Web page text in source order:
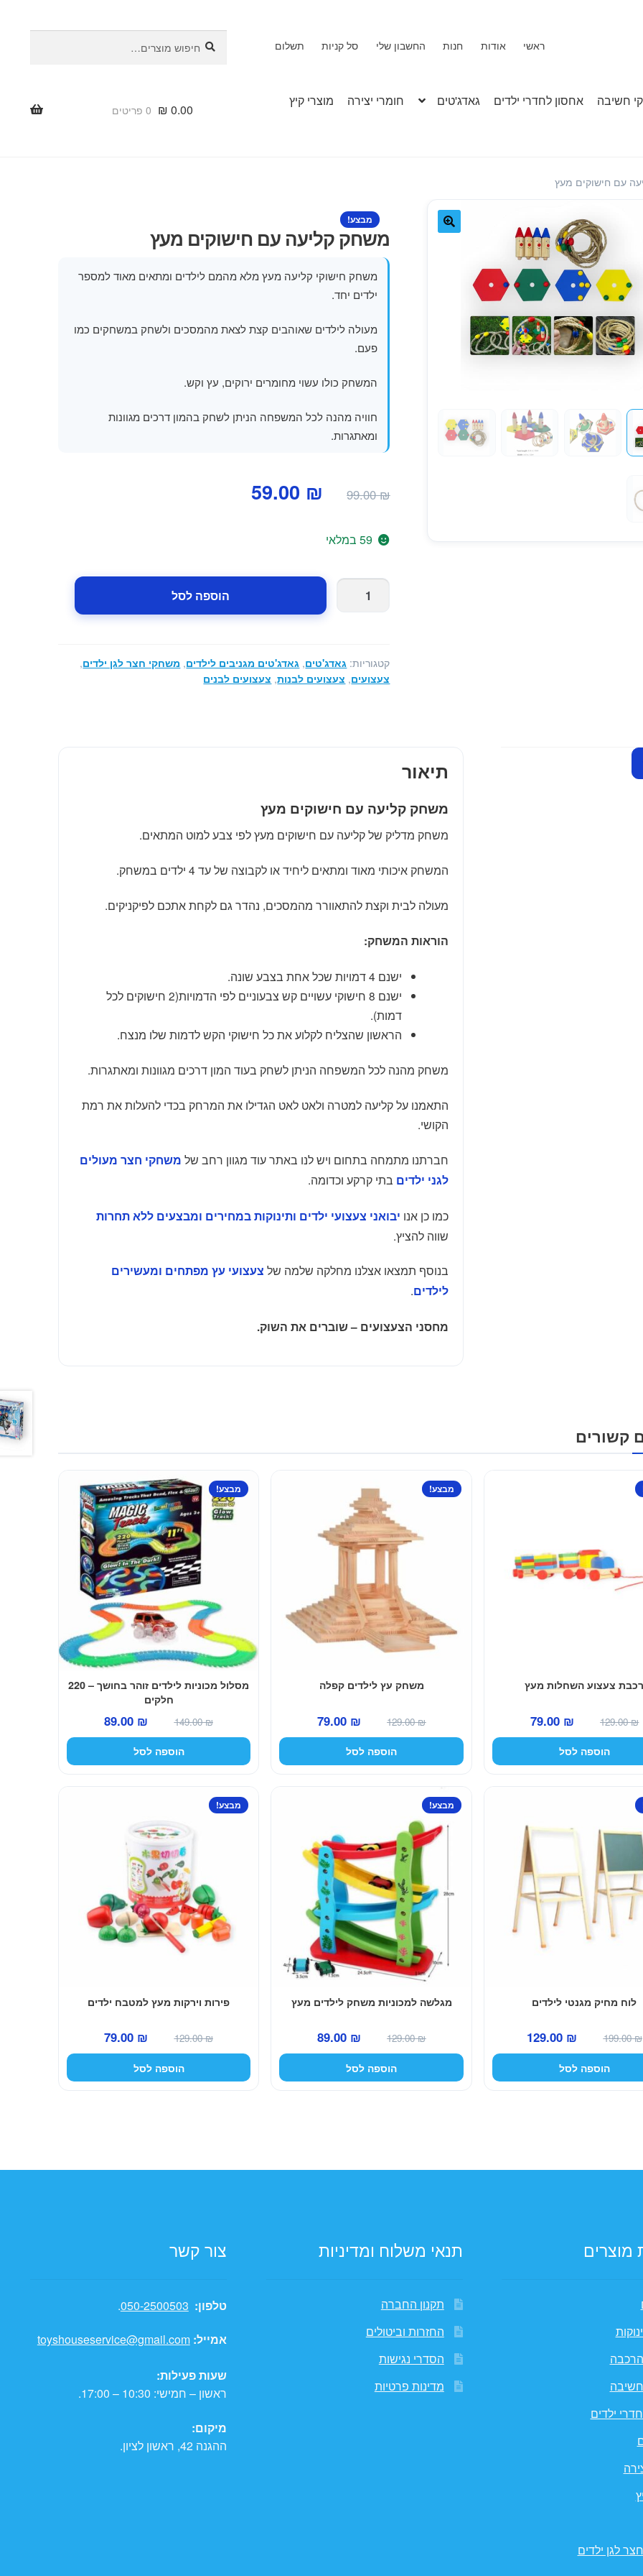
ראשי אודות חנות החשבון שלי סל קניות תשלום
עבור:
חשיבה אחסון לחדרי ילדים גאדג'טים חומרי יצירה מוצרי קיץ
0.00
₪ 0 פריטים
עם חישוקים מעץ
מבצע!
משחק קליעה עם חישוקים מעץ
משחק חישוקי קליעה מעץ מלא מהמם לילדים ומתאים מאוד למספר
ילדים יחד.
מעולה לילדים שאוהבים קצת לצאת מהמסכים ולשחק במשחקים כמו
פעם.
המשחק כולו עשוי מחומרים ירוקים, עץ וקש.
חוויה מהנה לכל המשפחה הניתן לשחק בהמון דרכים מגוונות
ומאתגרות.
99.00₪
המחיר59.00 ₪
המחיר
59 במלאי
כמות
עם
חישוקים
הוספה לסל
קטגוריות: גאדג'טים, גאדג'טים מגניבים לילדים, משחקי חצר לגן ילדים,
צעצועים, צעצועים לבנות, צעצועים לבנים
תיאור
משחק קליעה עם חישוקים מעץ
משחק מדליק של קליעה עם חישוקים מעץ לפי צבע למוט המתאים.
המשחק איכותי מאוד ומתאים ליחיד או לקבוצה של עד 4 ילדים במשחק.
מעולה לבית וקצת להתאוורר מהמסכים, נהדר גם לקחת אתכם לפיקניקים.
הוראות המשחק:
ישנם 4 דמויות שכל אחת בצבע שונה.
ישנם 8 חישוקי עשויים קש צבעוניים לפי הדמויות(2 חישוקים לכל
דמות).
הראשון שהצליח לקלוע את כל חישוקי הקש לדמות שלו מנצח.
משחק מהנה לכל המשפחה הניתן לשחק בעוד המון דרכים מגוונות ומאתגרות.
התאמנו על קליעה למטרה ולאט לאט הגדילו את המרחק בכדי להעלות את רמת
הקושי.
חברתנו מתמחה בתחום ויש לנו באתר עוד מגוון רחב של משחקי חצר מעולים
לגני ילדים בתי קרקע וכדומה.
כמו כן אנו יבואני צעצועי ילדים ותינוקות במחירים ומבצעים ללא תחרות
שווה להציץ.
בנוסף תמצאו אצלנו מחלקה שלמה של צעצועי עץ מפתחים ומעשירים
לילדים.
מחסני הצעצועים – שוברים את השוק.
קשורים
רכבת צעצוע השחלות מעץ
129.00₪
המחיר
המקורי
היה:
79.00 ₪
המחיר
הנוכחי
הוספה לסל
משחק עץ לילדים קפלה
מבצע!
129.00₪
המחיר
המקורי
היה:
79.00 ₪
המחיר
הנוכחי
הוספה לסל
מסלול מכוניות לילדים זוהר בחושך – 220
חלקים
מבצע!
149.00₪
המחיר
המקורי
היה:
89.00 ₪
המחיר
הנוכחי
הוספה לסל
לוח מחיק מגנטי לילדים
199.00₪
המחיר
המקורי
היה:
129.00 ₪
המחיר
הנוכחי
הוספה לסל
מגלשה למכוניות משחק לילדים מעץ
מבצע!
129.00₪
המחיר
המקורי
היה:
89.00 ₪
המחיר
הנוכחי
הוספה לסל
פירות וירקות מעץ למטבח ילדים
מבצע!
129.00₪
המחיר
המקורי
היה:
79.00 ₪
המחיר
הנוכחי
הוספה לסל
מוצרים
ילדים
לגן ילדים
תנאי משלוח ומדיניות
תקנון החברה
החזרות וביטולים
הסדרי נגישות
מדינות פרטיות
צור קשר
טלפון: 050-2500503
.
אמייל: toyshouseservice@gmail.com
שעות פעילות:
ראשון – חמישי: 10:30 – 17:00.
מיקום:
ההגנה 42, ראשון לציון.